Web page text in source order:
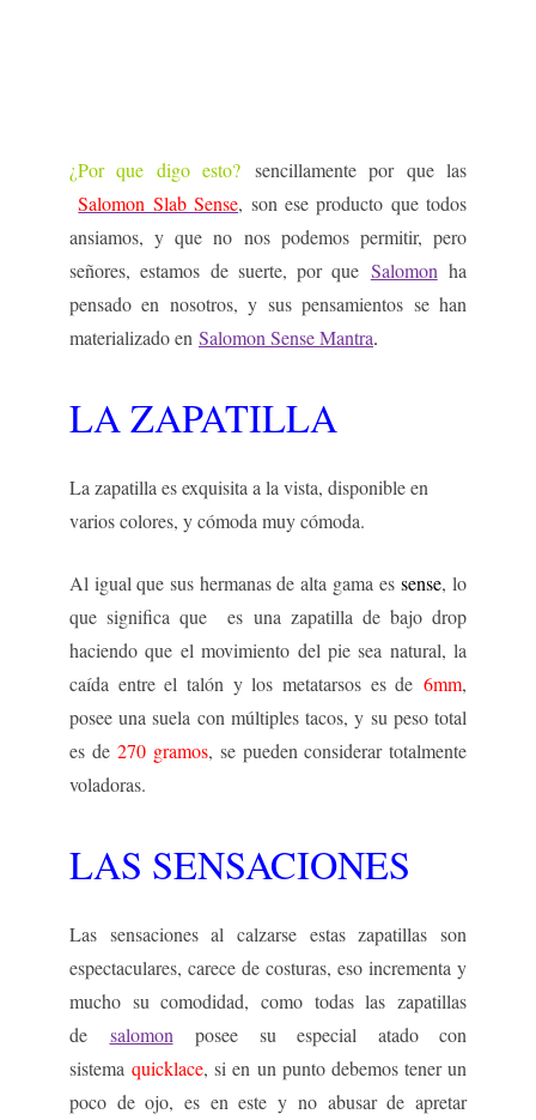
¿Por que digo esto? sencillamente por que las
Salomon Slab Sense, son ese producto que todos
ansiamos, y que no nos podemos permitir, pero
señores, estamos de suerte, por que Salomon ha
pensado en nosotros, y sus pensamientos se han
materializado en Salomon Sense Mantra.
LA ZAPATILLA
La zapatilla es exquisita a la vista, disponible en
varios colores, y cómoda muy cómoda.
Al igual que sus hermanas de alta gama essense, lo
que significa que es una zapatilla de bajo drop
haciendo que el movimiento del pie sea natural, la
caída entre el talón y los metatarsos es de 6mm,
posee una suela con múltiples tacos, y su peso total
es de270 gramos, se pueden considerar totalmente
voladoras.
LAS SENSACIONES
Las sensaciones al calzarse estas zapatillas son
espectaculares, carece de costuras, eso incrementa y
mucho su comodidad, como todas las zapatillas
de salomon posee su especial atado con
sistemaquicklace, si en un punto debemos tener un
poco de ojo, es en este y no abusar de apretar